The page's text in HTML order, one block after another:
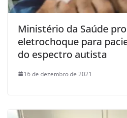
Ministério da Saúde
eletrochoque para
do espectro autista
16 de dezembro de 2021